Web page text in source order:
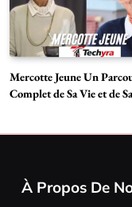
Mercotte Jeune Un
Complet de Sa Vie et de Sa
À Propos De